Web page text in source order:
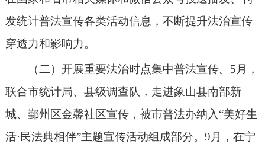
发统计普法宣传各类活动信息，不断提升法治宣传
穿透力和影响力。
（二）开展重要法治时点集中普法宣传。5月，
联合市统计局、县级调查队，走进象山县南部新
城、鄞州区金馨社区宣传， 被市普法办纳入“美好生
活·民法典相伴”主题宣传活动组成部分。9月，在宁